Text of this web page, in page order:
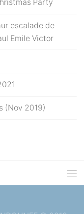
Party
escalade de
Emile Victor
(Nov 2019)